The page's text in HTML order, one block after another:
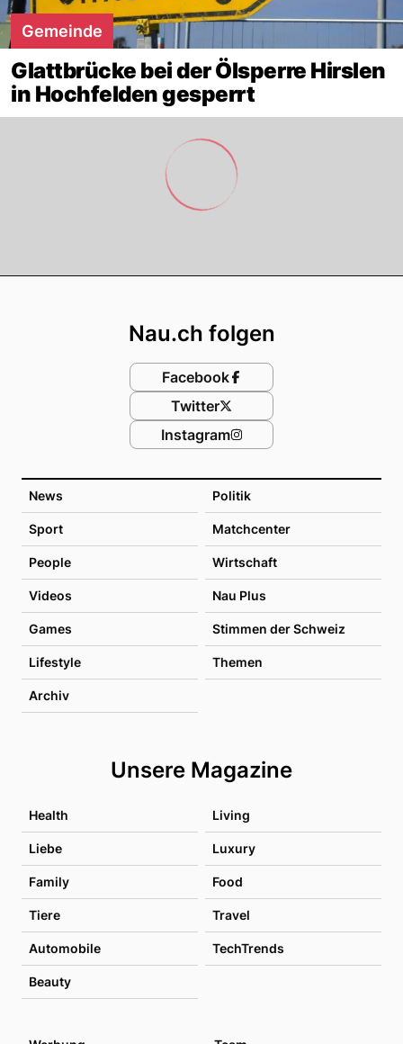
Gemeinde
Glattbrücke bei der Ölsperre Hirslen
in Hochfelden gesperrt
News Politik
Sport Matchcenter
People Wirtschaft
Videos Nau Plus
Games Stimmen der Schweiz
Lifestyle Themen
Archiv
Unsere Magazine
Health Living
Liebe Luxury
Family Food
Tiere Travel
Automobile TechTrends
Beauty
Nau.ch folgen
Facebook
Twitter
Instagram